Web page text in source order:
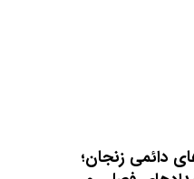
دائمی زنجان؛